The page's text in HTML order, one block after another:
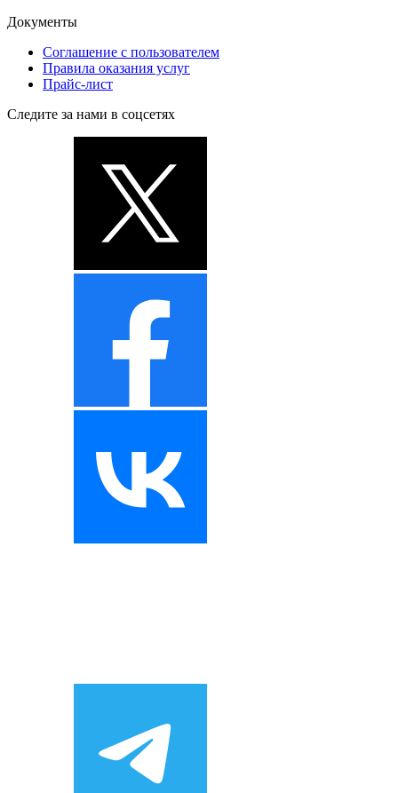
Документы
Соглашение с пользователем
Правила оказания услуг
Прайс-лист
Следите за нами в соцсетях